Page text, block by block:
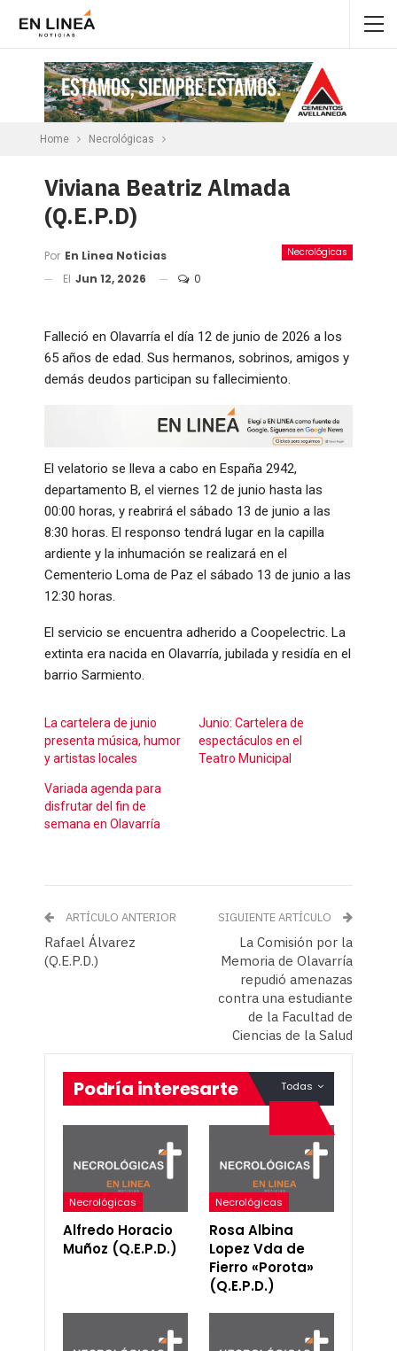
Home Necrológicas
Viviana Beatriz Almada
(Q.E.P.D)
Necrológicas
Por En Linea Noticias
El Jun 12, 2026 0
Falleció en Olavarría el día 12 de junio de 2026 a los
65 años de edad. Sus hermanos, sobrinos, amigos y
demás deudos participan su fallecimiento.
El velatorio se lleva a cabo en España 2942,
departamento B, el viernes 12 de junio hasta las
00:00 horas, y reabrirá el sábado 13 de junio a las
8:30 horas. El responso tendrá lugar en la capilla
ardiente y la inhumación se realizará en el
Cementerio Loma de Paz el sábado 13 de junio a las
12:30 horas.
El servicio se encuentra adherido a Coopelectric. La
extinta era nacida en Olavarría, jubilada y residía en el
barrio Sarmiento.
La cartelera de junio
presenta música, humor
y artistas locales
Junio: Cartelera de
espectáculos en el
Teatro Municipal
Variada agenda para
disfrutar del fin de
semana en Olavarría
ARTÍCULO ANTERIOR
Rafael Álvarez
(Q.E.P.D.)
SIGUIENTE ARTÍCULO
La Comisión por la
Memoria de Olavarría
repudió amenazas
contra una estudiante
de la Facultad de
Ciencias de la Salud
Todas
Podría interesarte
Necrológicas
Alfredo Horacio
Muñoz (Q.E.P.D.)
Necrológicas
Rosa Albina
Lopez Vda de
Fierro «Porota»
(Q.E.P.D.)